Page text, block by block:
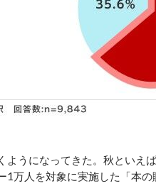
うになってきた。秋といえ
1万人を対象に実施した「本